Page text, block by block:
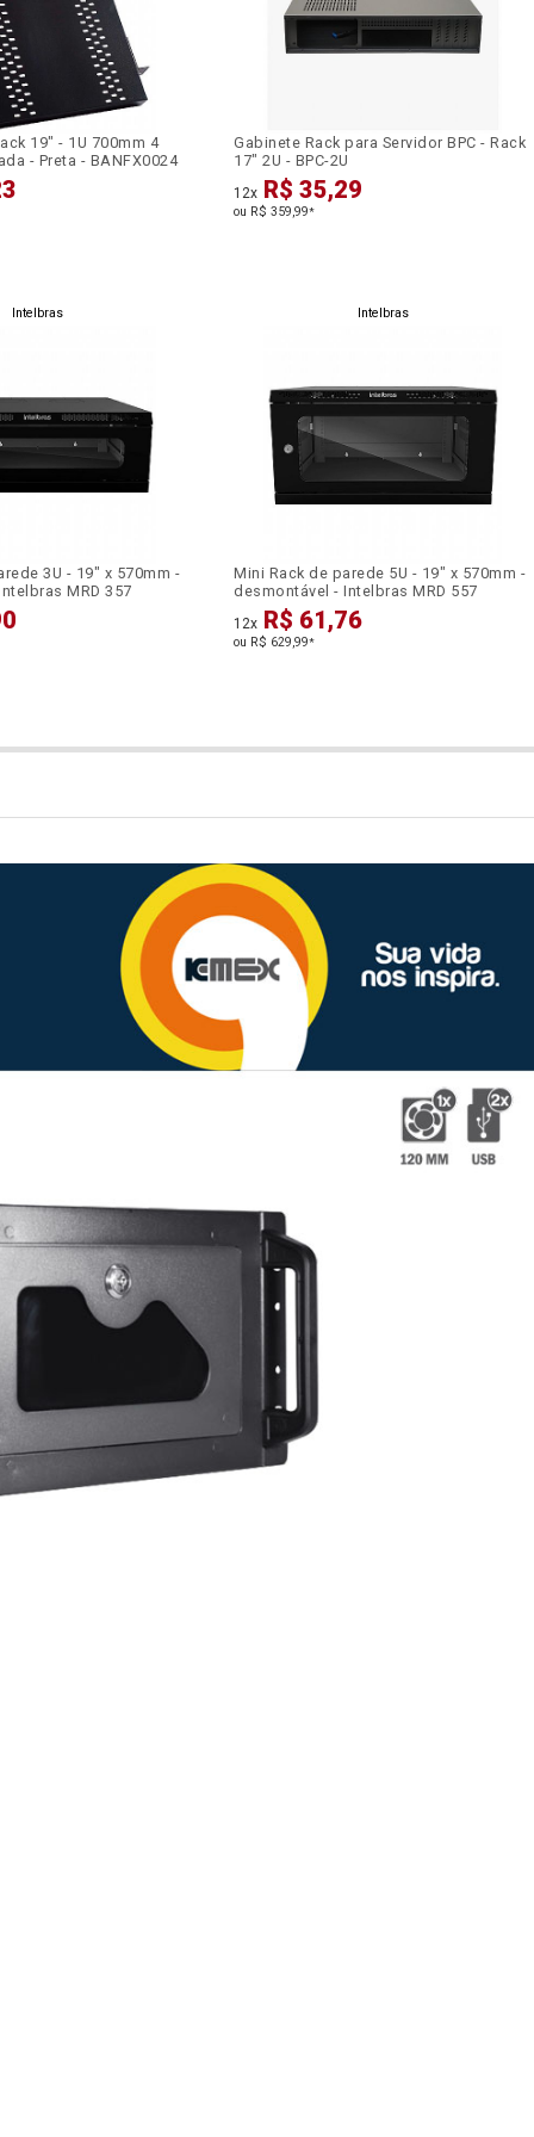
19" - 1U 700mm 4
- Preta - BANFX0024
Gabinete Rack para Servidor BPC - Rack
17" 2U - BPC-2U
12x R$ 35,29
ou R$ 359,99*
Intelbras
3U - 19" x 570mm -
MRD 357
Intelbras
Mini Rack de parede 5U - 19" x 570mm -
desmontável - Intelbras MRD 557
12x R$ 61,76
ou R$ 629,99*